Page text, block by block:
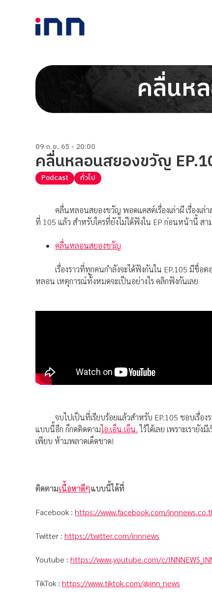
คลื่นห
09 ก.ย. 65 - 20:00
คลื่นหลอนสยองขวัญ
Podcast ทั่วไป
คลื่นหลอนสยองขวัญ พอดแคสต์เรื่องเล่าผี เรื่องเล่
ที่ 105 แล้ว สำหรับใครที่ยังไม่ได้ฟังใน EP ก่อนหน้านี้ สาม
คลื่นหลอนสยองขวัญ
เรื่องราวที่ทุกคนกำลังจะได้ฟังกันใน EP.105 มีชื่อต
หลอน เหตุการณ์ทั้งหมดจะเป็นอย่างไร คลิกฟังกันเลย
จบไปเป็นที่เรียบร้อยแล้วสำหรับ EP.105 ชอบเรื่อง
แบบนี้อีก ก็กดติดตามไอ.เอ็น.เอ็น.ไว้ได้เลย เพราะเรายัง
เพียบ ห้ามพลาดเด็ดขาด!
ติดตามเนื้อหาดีๆแบบนี้ได้ที่
Facebook : https://www.facebook.com/
Twitter : https://twitter.com/innnews
Youtube : https://www.youtube.com/c/
TikTok : https://www.tiktok.com/@inn_news